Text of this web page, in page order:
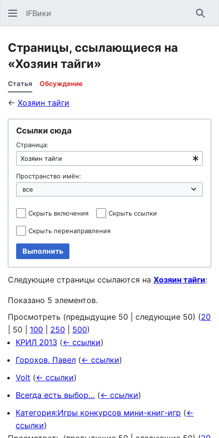
IFВики
Страницы, ссылающиеся на
«Хозяин тайги»
Статья Обсуждение
← Хозяин тайги
Ссылки сюда
Страница:
Пространство имён:
Скрыть включения Скрыть ссылки
Скрыть перенаправления
Выполнить
Следующие страницы ссылаются на Хозяин тайги:
Показано 5 элементов.
Просмотреть (предыдущие 50 следующие 50) (20
50 100 250 500)
КРИЛ 2013 (← ссылки)
Горохов, Павел (← ссылки)
Volt (← ссылки)
Всегда есть выбор… (← ссылки)
Категория:Игры конкурсов мини-книг-игр (←
ссылки)